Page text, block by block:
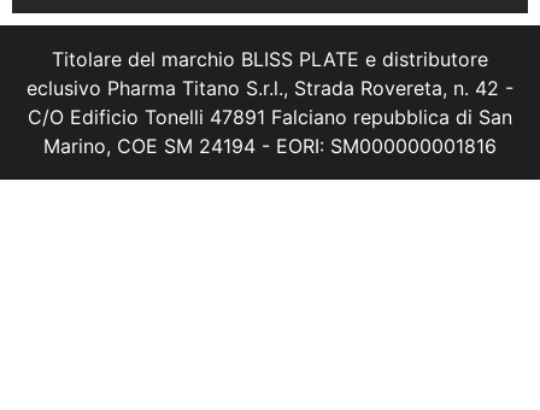
Titolare del marchio BLISS PLATE e distributore
eclusivo Pharma Titano S.r.l., Strada Rovereta, n. 42 -
C/O Edificio Tonelli 47891 Falciano repubblica di San
Marino, COE SM 24194 - EORI: SM000000001816